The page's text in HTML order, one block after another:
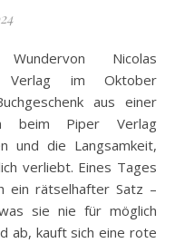
Verlag im Oktober
aus einer
beim Piper Verlag
und die Langsamkeit,
verliebt. Eines Tages
ein rätselhafter Satz –
sie nie für möglich
ab, kauft sich eine rote